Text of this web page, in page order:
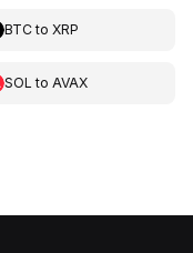
BTCto XRP
SOL to AVAX